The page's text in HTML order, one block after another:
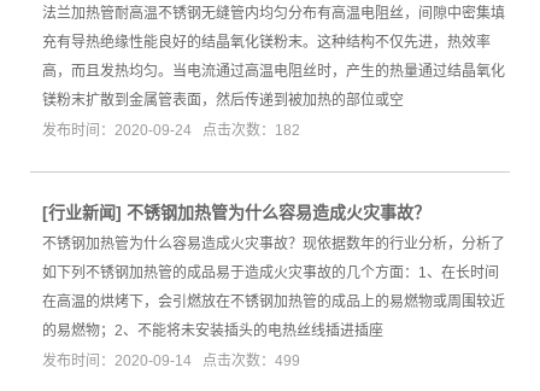
法兰加热管耐高温不锈钢无缝管内均匀分布有高温电阻丝，间隙中密集填
充有导热绝缘性能良好的结晶氧化镁粉末。这种结构不仅先进，热效率
高，而且发热均匀。当电流通过高温电阻丝时，产生的热量通过结晶氧化
镁粉末扩散到金属管表面，然后传递到被加热的部位或空
发布时间：2020-09-24 点击次数：182
[行业新闻] 不锈钢加热管为什么容易造成火灾事故？
不锈钢加热管为什么容易造成火灾事故？现依据数年的行业分析，分析了
如下列不锈钢加热管的成品易于造成火灾事故的几个方面：1、在长时间
在高温的烘烤下，会引燃放在不锈钢加热管的成品上的易燃物或周围较近
的易燃物；2、不能将未安装插头的电热丝线插进插座
发布时间：2020-09-14 点击次数：499